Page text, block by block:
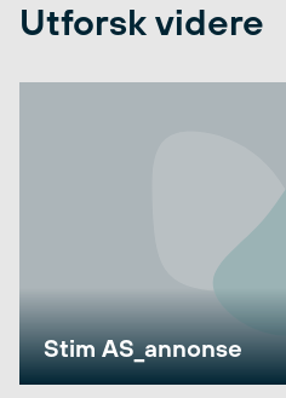
Utforsk videre
Stim AS_annonse